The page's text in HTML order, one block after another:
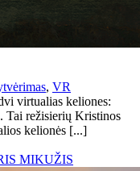
, VR
virtualias keliones:
Tai režisierių Kristinos
kelionės [...]
MIKUŽIS